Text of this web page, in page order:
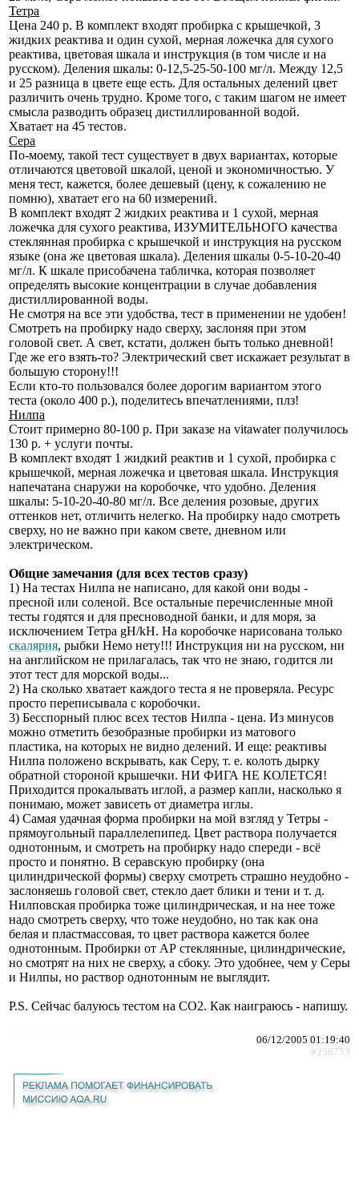
Тетра
Цена 240 р. В комплект входят пробирка с крышечкой, 3
жидких реактива и один сухой, мерная ложечка для сухого
реактива, цветовая шкала и инструкция (в том числе и на
русском). Деления шкалы: 0-12,5-25-50-100 мг/л. Между 12,5
и 25 разница в цвете еще есть. Для остальных делений цвет
различить очень трудно. Кроме того, с таким шагом не имеет
смысла разводить образец дистиллированной водой.
Хватает на 45 тестов.
Сера
По-моему, такой тест существует в двух вариантах, которые
отличаются цветовой шкалой, ценой и экономичностью. У
меня тест, кажется, более дешевый (цену, к сожалению не
помню), хватает его на 60 измерений.
В комплект входят 2 жидких реактива и 1 сухой, мерная
ложечка для сухого реактива, ИЗУМИТЕЛЬНОГО качества
стеклянная пробирка с крышечкой и инструкция на русском
языке (она же цветовая шкала). Деления шкалы 0-5-10-20-40
мг/л. К шкале присобачена табличка, которая позволяет
определять высокие концентрации в случае добавления
дистиллированной воды.
Не смотря на все эти удобства, тест в применении не удобен!
Смотреть на пробирку надо сверху, заслоняя при этом
головой свет. А свет, кстати, должен быть только дневной!
Где же его взять-то? Электрический свет искажает результат в
большую сторону!!!
Если кто-то пользовался более дорогим вариантом этого
теста (около 400 р.), поделитесь впечатлениями, плз!
Нилпа
Стоит примерно 80-100 р. При заказе на vitawater получилось
130 р. + услуги почты.
В комплект входят 1 жидкий реактив и 1 сухой, пробирка с
крышечкой, мерная ложечка и цветовая шкала. Инструкция
напечатана снаружи на коробочке, что удобно. Деления
шкалы: 5-10-20-40-80 мг/л. Все деления розовые, других
оттенков нет, отличить нелегко. На пробирку надо смотреть
сверху, но не важно при каком свете, дневном или
электрическом.
Общие замечания (для всех тестов сразу)
1) На тестах Нилпа не написано, для какой они воды -
пресной или соленой. Все остальные перечисленные мной
тесты годятся и для пресноводной банки, и для моря, за
исключением Тетра gH/kH. На коробочке нарисована только
скалярия, рыбки Немо нету!!! Инструкция ни на русском, ни
на английском не прилагалась, так что не знаю, годится ли
этот тест для морской воды...
2) На сколько хватает каждого теста я не проверяла. Ресурс
просто переписывала с коробочки.
3) Бесспорный плюс всех тестов Нилпа - цена. Из минусов
можно отметить безобразные пробирки из матового
пластика, на которых не видно делений. И еще: реактивы
Нилпа положено вскрывать, как Серу, т. е. колоть дырку
обратной стороной крышечки. НИ ФИГА НЕ КОЛЕТСЯ!
Приходится прокалывать иглой, а размер капли, насколько я
понимаю, может зависеть от диаметра иглы.
4) Самая удачная форма пробирки на мой взгляд у Тетры -
прямоугольный параллелепипед. Цвет раствора получается
однотонным, и смотреть на пробирку надо спереди - всё
просто и понятно. В серавскую пробирку (она
цилиндрической формы) сверху смотреть страшно неудобно -
заслоняешь головой свет, стекло дает блики и тени и т. д.
Нилповская пробирка тоже цилиндрическая, и на нее тоже
надо смотреть сверху, что тоже неудобно, но так как она
белая и пластмассовая, то цвет раствора кажется более
однотонным. Пробирки от АР стеклянные, цилиндрические,
но смотрят на них не сверху, а сбоку. Это удобнее, чем у Серы
и Нилпы, но раствор однотонным не выглядит.
P.S. Сейчас балуюсь тестом на СО2. Как наиграюсь - напишу.
06/12/2005 01:19:40
#256753